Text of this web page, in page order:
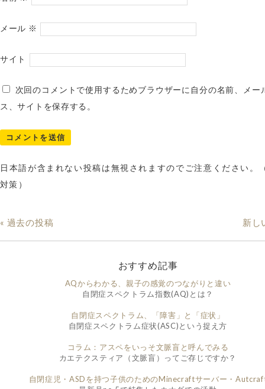
メール ※
サイト
次回のコメントで使用するためブラウザーに自分の名前、メー
ス、サイトを保存する。
日本語が含まれない投稿は無視されますのでご注意ください。
対策）
« 過去の投稿 新し
おすすめ記事
AQからわかる、親子の感覚のつながりと違い
自閉症スペクトラム指数(AQ)とは？
自閉症スペクトラム、「障害」と「症状」
自閉症スペクトラム症状(ASC)という捉え方
コラム：アスペをいっそ文脈盲と呼んでみる
カエテクスティア（文脈盲）ってご存じですか？
自閉症児・ASDを持つ子供のためのMinecraftサーバー・